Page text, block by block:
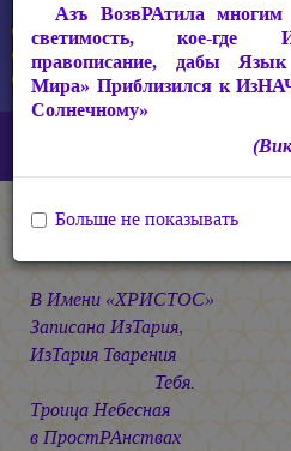
СакРАльная Поэзия
ХРИС
В Имени «ХРИСТОС»
Записана ИзТария,
ИзТария Тварения
Тебя.
Троица Небесная
в ПростРАнствах
Азъ ВозвРАтила
светимость, кое-где
правописание, дабы
Мира» Приблизился к
Солнечному»
Больше не показывать